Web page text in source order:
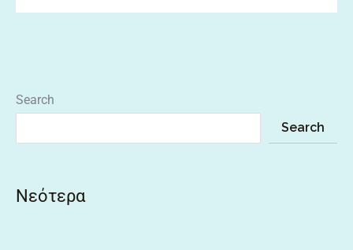
Search
Search
Νεότερα